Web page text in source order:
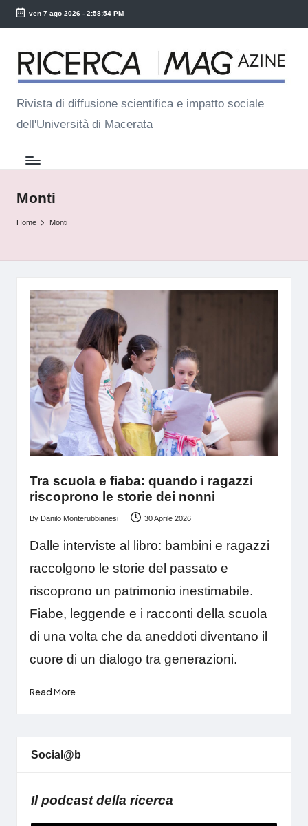
Skip
content
ven 7 ago 2026- 2:58:54 PM
R
ic
e
r
c
a
M
a
Rivista di diffusione scientifica e impatto sociale
dell'Università di Macerata
Monti
Home Monti
Tra scuola e fiaba: quando i ragazzi
riscoprono le storie dei nonni
Posted
By Danilo Monterubbianesi 30 Aprile 2026
Dalle interviste al libro: bambini e ragazzi
raccolgono le storie del passato e
riscoprono un patrimonio inestimabile.
Fiabe, leggende e i racconti della scuola
di una volta che da aneddoti diventano il
cuore di un dialogo tra generazioni.
Read More
Social@b
Il podcast della ricerca